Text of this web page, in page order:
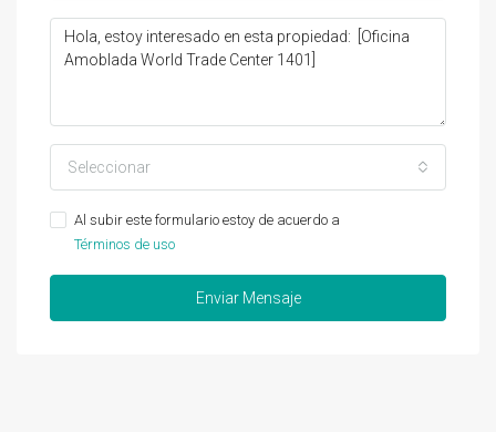
Seleccionar
Al subir este formulario estoy de acuerdo a
Términos de uso
Enviar Mensaje